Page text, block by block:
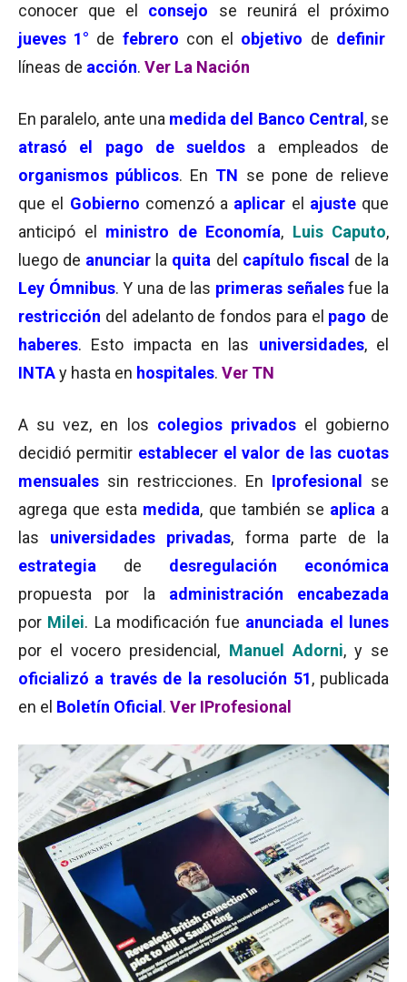
conocer que el consejo se reunirá el próximo
jueves 1° de febrero con el objetivo de definir
líneas de acción. Ver La Nación
En paralelo, ante una medida del Banco Central , se
atrasó el pago de sueldos a empleados de
organismos públicos. En TN se pone de relieve
que el Gobierno comenzó a aplicar el ajuste que
anticipó el
ministro de Economía, Luis Caputo,
luego de anunciar la quita del capítulo fiscal de la
Ley Ómnibus. Y una de las primeras señales fue la
restricción del adelanto de fondos para el pago de
haberes. Esto impacta en las universidades, el
INTAy hasta en hospitales. Ver TN
A su vez, en los colegios privadosel gobierno
decidió permitirestablecer el valor de las cuotas
mensuales sin restricciones. En Iprofesional
se
agrega que esta medida, que también se aplica a
las universidades privadas, forma parte de la
estrategia
de desregulación económica
propuesta por la administración encabezada
por Milei. La modificación fue anunciada el lunes
por el vocero presidencial, Manuel Adorni, y se
oficializó a través de la resolución 51, publicada
en el Boletín Oficial . Ver IProfesional